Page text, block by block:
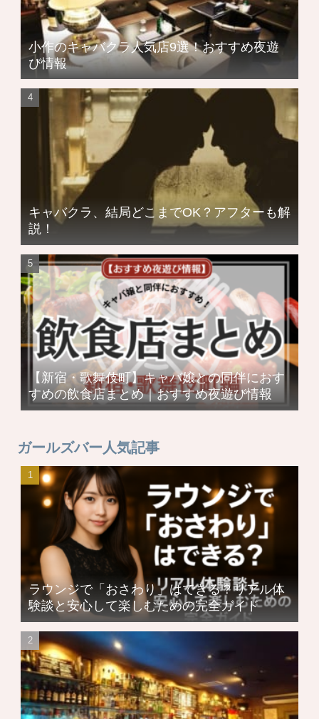
小作のキャバクラ人気店9選！おすすめ夜遊
び情報
キャバクラ、結局どこまでOK？アフターも解
説！
【新宿・歌舞伎町】キャバ嬢との同伴におす
すめの飲食店まとめ｜おすすめ夜遊び情報
ガールズバー人気記事
ラウンジで「おさわり」はできる？リアル体
験談と安心して楽しむための完全ガイド